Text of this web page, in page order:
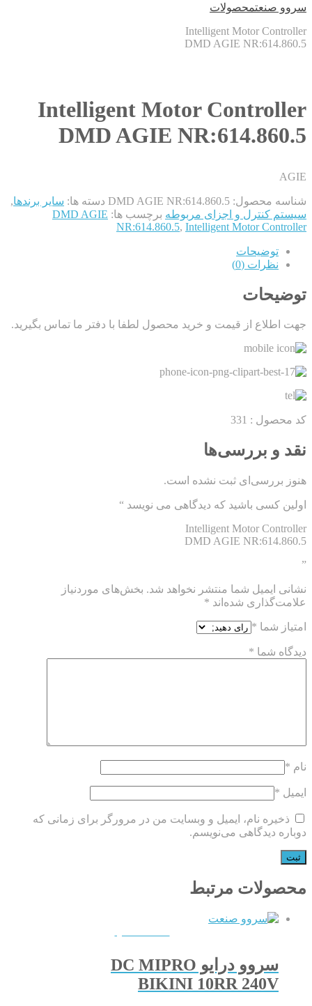
سروو صنعتمحصولات
Intelligent Motor Controller
DMD AGIE NR:614.860.5
Intelligent Motor Controller
DMD AGIE NR:614.860.5
AGIE
شناسه محصول: DMD AGIE NR:614.860.5 دسته ها: سایر برندها,
سیستم کنترل و اجزای مربوطه برچسب ها: DMD AGIE
NR:614.860.5, Intelligent Motor Controller
توضیحات
نظرات (0)
توضیحات
جهت اطلاع از قیمت و خرید محصول لطفا با دفتر ما تماس بگیرید.
کد محصول : 331
نقد و بررسی‌ها
هنوز بررسی‌ای ثبت نشده است.
اولین کسی باشید که دیدگاهی می نویسد “
Intelligent Motor Controller
DMD AGIE NR:614.860.5
”
نشانی ایمیل شما منتشر نخواهد شد. بخش‌های موردنیاز
علامت‌گذاری شده‌اند *
امتیاز شما *
دیدگاه شما *
نام *
ایمیل *
ذخیره نام، ایمیل و وبسایت من در مرورگر برای زمانی که
دوباره دیدگاهی می‌نویسم.
محصولات مرتبط
سروو درایو DC MIPRO
BIKINI 10RR 240V